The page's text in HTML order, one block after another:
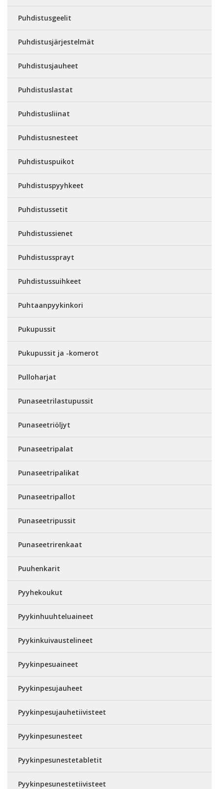
Puhdistusgeelit
Puhdistusjärjestelmät
Puhdistusjauheet
Puhdistuslastat
Puhdistusliinat
Puhdistusnesteet
Puhdistuspuikot
Puhdistuspyyhkeet
Puhdistussetit
Puhdistussienet
Puhdistussprayt
Puhdistussuihkeet
Puhtaanpyykinkori
Pukupussit
Pukupussit ja -komerot
Pulloharjat
Punaseetrilastupussit
Punaseetriöljyt
Punaseetripalat
Punaseetripalikat
Punaseetripallot
Punaseetripussit
Punaseetrirenkaat
Puuhenkarit
Pyyhekoukut
Pyykinhuuhteluaineet
Pyykinkuivaustelineet
Pyykinpesuaineet
Pyykinpesujauheet
Pyykinpesujauhetiivisteet
Pyykinpesunesteet
Pyykinpesunestetabletit
Pyykinpesunestetiivisteet